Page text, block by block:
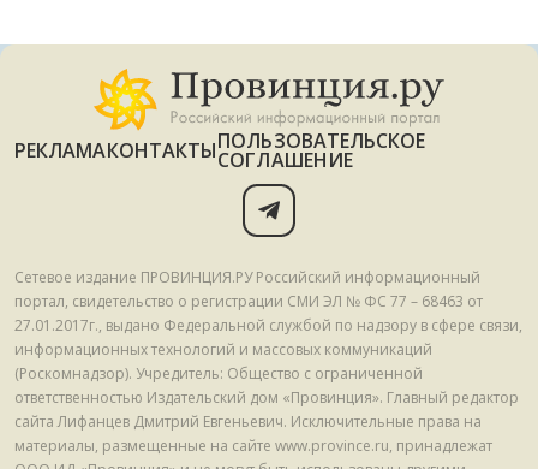
РЕКЛАМАКОНТАКТЫПОЛЬЗОВАТЕЛЬСКОЕ
СОГЛАШЕНИЕ
Сетевое издание ПРОВИНЦИЯ.РУ Российский информационный
портал, свидетельство о регистрации СМИ ЭЛ № ФС 77 – 68463 от
27.01.2017г., выдано Федеральной службой по надзору в сфере связи,
информационных технологий и массовых коммуникаций
(Роскомнадзор). Учредитель: Общество с ограниченной
ответственностью Издательский дом «Провинция». Главный редактор
сайта Лифанцев Дмитрий Евгеньевич. Исключительные права на
материалы, размещенные на сайте www.province.ru, принадлежат